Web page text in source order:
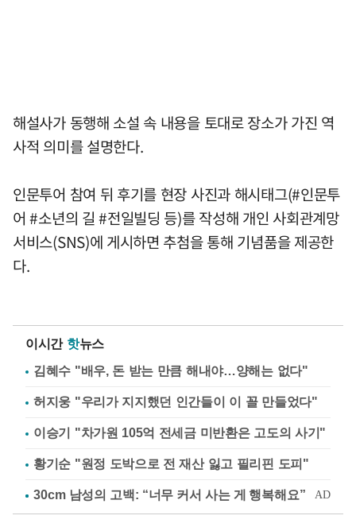
해설사가 동행해 소설 속 내용을 토대로 장소가 가진 역
사적 의미를 설명한다.
인문투어 참여 뒤 후기를 현장 사진과 해시태그(#인문투
어 #소년의 길 #전일빌딩 등)를 작성해 개인 사회관계망
서비스(SNS)에 게시하면 추첨을 통해 기념품을 제공한
다.
이시간 핫뉴스
김혜수 "배우, 돈 받는 만큼 해내야…양해는 없다"
허지웅 "우리가 지지했던 인간들이 이 꼴 만들었다"
이승기 "차가원 105억 전세금 미반환은 고도의 사기"
황기순 "원정 도박으로 전 재산 잃고 필리핀 도피"